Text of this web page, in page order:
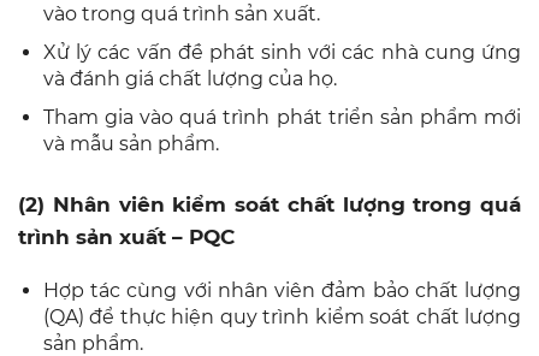
vào trong quá trình sản xuất.
Xử lý các vấn đề phát sinh với các nhà cung ứng
và đánh giá chất lượng của họ.
Tham gia vào quá trình phát triển sản phẩm mới
và mẫu sản phẩm.
(2) Nhân viên kiểm soát chất lượng trong quá
trình sản xuất – PQC
Hợp tác cùng với nhân viên đảm bảo chất lượng
(QA) để thực hiện quy trình kiểm soát chất lượng
sản phẩm.